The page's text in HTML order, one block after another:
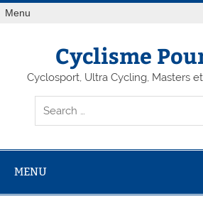
Menu
Cyclisme
Cyclosport, Ultra Cycling, Masters
MENU